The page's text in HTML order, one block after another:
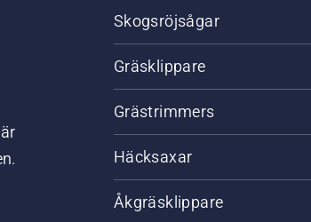
Skogsröjsågar
Gräsklippare
Grästrimmers
Häcksaxar
Åkgräsklippare